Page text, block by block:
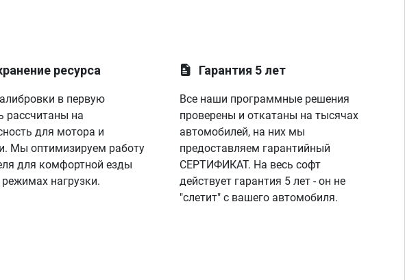
ресурса
в первую
рассчитаны на
для мотора и
Мы оптимизируем работу
для комфортной езды
режимах нагрузки.
Гарантия 5 лет
Все наши программные решения
проверены и откатаны на тысячах
автомобилей, на них мы
предоставляем гарантийный
СЕРТИФИКАТ. На весь софт
действует гарантия 5 лет - он не
"слетит" с вашего автомобиля.